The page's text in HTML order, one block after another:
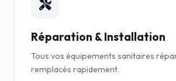
Réparation & Installation
Tous vos équipements sanitaires
remplacés rapidement.